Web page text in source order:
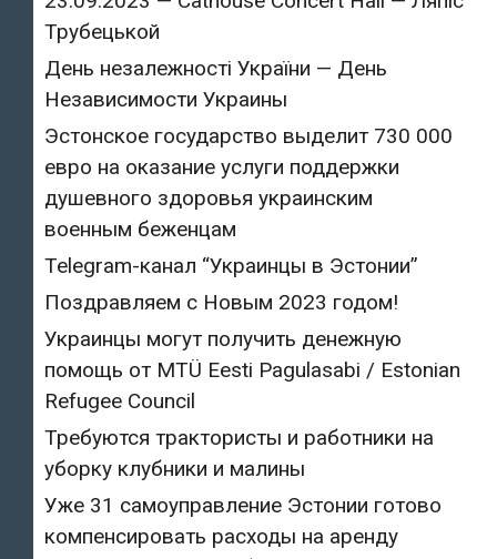
Трубецькой
День незалежності України — День
Независимости Украины
Эстонское государство выделит 730 000
евро на оказание услуги поддержки
душевного здоровья украинским
военным беженцам
Telegram-канал “Украинцы в Эстонии”
Поздравляем с Новым 2023 годом!
Украинцы могут получить денежную
помощь от MTÜ Eesti Pagulasabi / Estonian
Refugee Council
Требуются трактористы и работники на
уборку клубники и малины
Уже 31 самоуправление Эстонии готово
компенсировать расходы на аренду